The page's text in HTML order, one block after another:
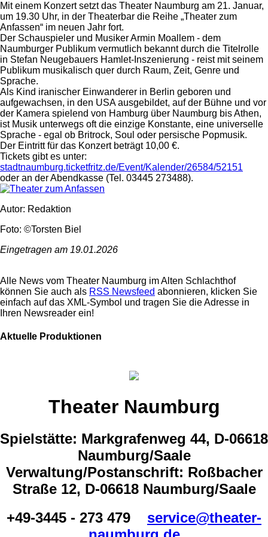
Mit einem Konzert setzt das Theater Naumburg am 21. Januar,
um 19.30 Uhr, in der Theaterbar die Reihe „Theater zum
Anfassen“ im neuen Jahr fort.
Der Schauspieler und Musiker Armin Moallem - dem
Naumburger Publikum vermutlich bekannt durch die Titelrolle
in Stefan Neugebauers Hamlet-Inszenierung - reist mit seinem
Publikum musikalisch quer durch Raum, Zeit, Genre und
Sprache.
Als Kind iranischer Einwanderer in Berlin geboren und
aufgewachsen, in den USA ausgebildet, auf der Bühne und vor
der Kamera spielend von Hamburg über Naumburg bis Athen,
ist Musik unterwegs oft die einzige Konstante, eine universelle
Sprache - egal ob Britrock, Soul oder persische Popmusik.
Der Eintritt für das Konzert beträgt 10,00 €.
Tickets gibt es unter:
stadtnaumburg.ticketfritz.de/Event/Kalender/26584/52151
oder an der Abendkasse (Tel. 03445 273488).
Autor: Redaktion
Foto: ©Torsten Biel
Eingetragen am 19.01.2026
Alle News vom Theater Naumburg im Alten Schlachthof
können Sie auch als RSS Newsfeed abonnieren, klicken Sie
einfach auf das XML-Symbol und tragen Sie die Adresse in
Ihren Newsreader ein!
Aktuelle Produktionen
Theater Naumburg
Spielstätte: Markgrafenweg 44, D-06618
Naumburg/Saale
Verwaltung/Postanschrift: Roßbacher
Straße 12, D-06618 Naumburg/Saale
+49-3445 - 273 479
service@theater-